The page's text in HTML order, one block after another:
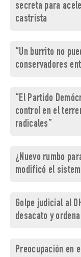
secreta para
castrista
“Un burrito no
conservadores
“El Partido
control en el
radicales”
¿Nuevo rumbo
modificó el
Golpe judicial al
desacato y
Preocupación en